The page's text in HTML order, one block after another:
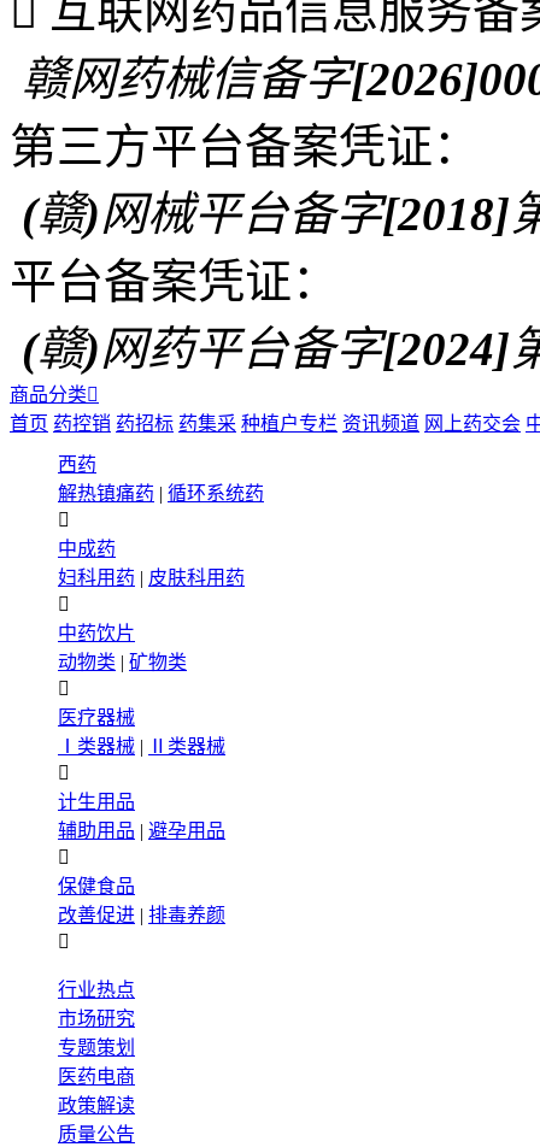
 互联网药品信息服务备
赣网药械信备字
第三方平台备案凭证：
(赣)网械平台备字[2018]
平台备案凭证：
(赣)网药平台备字[2024]
商品分类
首页 药控销 药招标 药集采 种植户专栏 资讯频道 网上药交会
西药
解热镇痛药 | 循环系统药

中成药
妇科用药 | 皮肤科用药

中药饮片
动物类 | 矿物类

医疗器械
Ⅰ类器械 |
Ⅱ类器械

计生用品
辅助用品 | 避孕用品

保健食品
改善促进 | 排毒养颜

行业热点
市场研究
专题策划
医药电商
政策解读
质量公告